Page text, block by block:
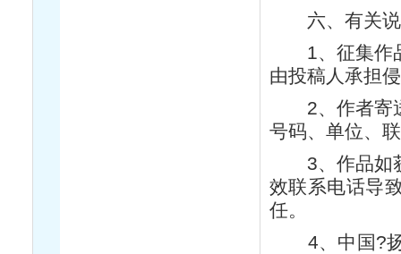
六、有关
1、征集作品
由投稿人承担
2、作者寄送
号码、单位、
3、作品如获
效联系电话导
任。
4、中国?扬